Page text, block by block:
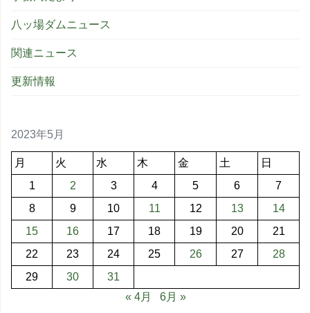
八ッ場ダムニュース
関連ニュース
更新情報
2023年5月
月 火 水 木 金 土
日
1
2 3 4 5 6
7
8
9 10 11 12 13
14
15
16 17 18 19 20
21
22
23 24 25 26 27
28
29
30
31
« 4月
6月 »